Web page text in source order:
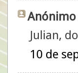
Julian,
10 de